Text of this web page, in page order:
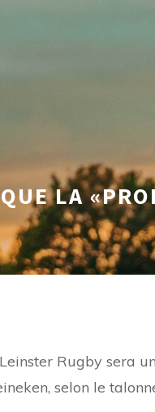
LA
Rugby sera
selon le